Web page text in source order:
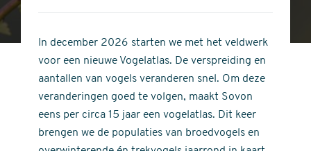
stars
of
stars
In december 2026 starten we met het veldwerk
voor een nieuwe Vogelatlas. De verspreiding en
aantallen van vogels veranderen snel. Om deze
veranderingen goed te volgen, maakt Sovon
eens per circa 15 jaar een vogelatlas. Dit keer
brengen we de populaties van broedvogels en